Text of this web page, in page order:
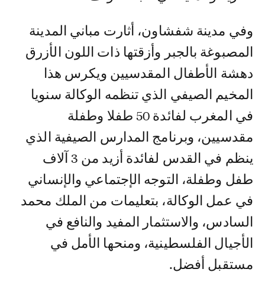
وفي مدينة شفشاون، أثارت مباني المدينة
المصبوغة بالجبر وأزقتها ذات اللون الأزرق
دهشة الأطفال المقدسيين ويكرس هذا
المخيم الصيفي الذي تنظمه الوكالة سنويا
في المغرب لفائدة 50 طفلا وطفلة
مقدسيين، وبرنامج المدارس الصيفية الذي
ينظم في القدس لفائدة أزيد من 3 آلاف
طفل وطفلة، التوجه الإجتماعي والإنساني
في عمل الوكالة، بتعليمات من الملك محمد
السادس، والاستثمار المفيد والنافع في
الأجيال الفلسطينية، ومنحها الأمل في
مستقبل أفضل.